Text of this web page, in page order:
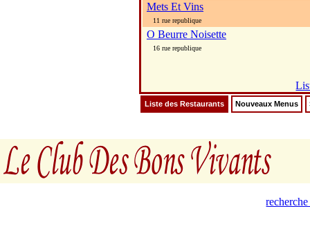
Mets Et Vins
11 rue republique
O Beurre Noisette
16 rue republique
Liste des Restaurants Nouveaux Menus